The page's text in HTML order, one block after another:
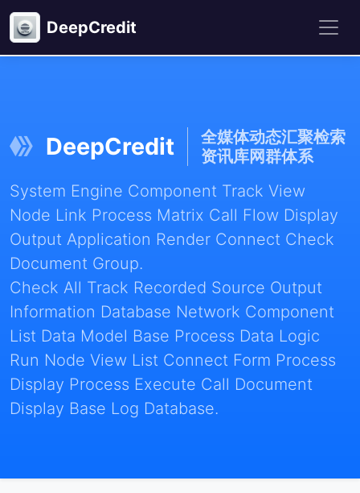
DeepCredit
DeepCredit
全媒体动态汇聚检索
资讯库网群体系
System Engine Component Track View
Node Link Process Matrix Call Flow Display
Output Application Render Connect Check
Document Group.
Check All Track Recorded Source Output
Information Database Network Component
List Data Model Base Process Data Logic
Run Node View List Connect Form Process
Display Process Execute Call Document
Display Base Log Database.